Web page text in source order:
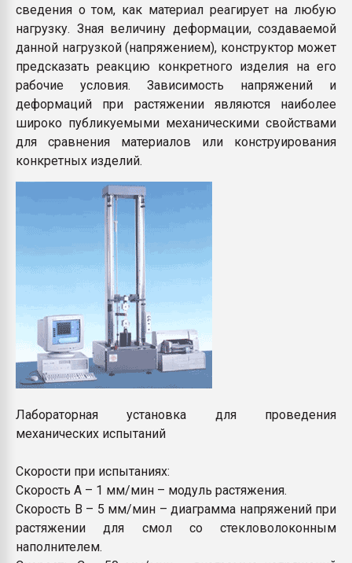
сведения о том, как материал реагирует на любую
нагрузку. Зная величину деформации, создаваемой
данной нагрузкой (напряжением), конструктор может
предсказать реакцию конкретного изделия на его
рабочие условия. Зависимость напряжений и
деформаций при растяжении являются наиболее
широко публикуемыми механическими свойствами
для сравнения материалов или конструирования
конкретных изделий.
Лабораторная установка для проведения
механических испытаний
Скорости при испытаниях:
Скорость А – 1 мм/мин – модуль растяжения.
Скорость В – 5 мм/мин – диаграмма напряжений при
растяжении для смол со стекловолоконным
наполнителем.